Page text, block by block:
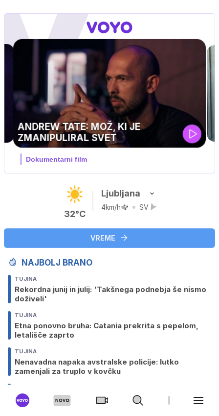
UEFA SUPERPOKAL
V živo na VOYO: sreda ob 20.30
32°C
Ljubljana
4km/h SV
VREME
NAJBOLJ BRANO
TUJINA
Rekordna junij in julij: 'Takšnega podnebja še nismo
doživeli'
TUJINA
Etna ponovno bruha: Catania prekrita s pepelom,
letališče zaprto
TUJINA
Nenavadna napaka avstralske policije: lutko
zamenjali za truplo v kovčku
Ovadili štiri mladoletne, ki so v past zvabili
moškega in ga mučili